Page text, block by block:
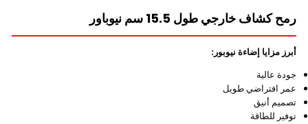
رمح كشاف خارجي طول 15.5 سم نيوباور
أبرز مزايا إضاءة نيوبور:
جودة عالية
عمر افتراضي طويل
تصميم أنيق
توفير للطاقة